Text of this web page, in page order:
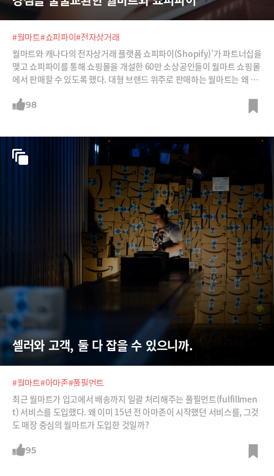
#월마트#쇼피파이#전자상거래
월마트와 캐나다의 전자상거래 플랫폼 쇼피파이(Shopify)’가 파트너십을
맺고 쇼피파이를 통해 쇼핑몰을 개설한 60만 소상공인들이 월마트 쇼핑몰
에서 판매할 수 있도록 했다. 대형 브랜드 위주로 판매하는 월마트는 왜 중
98
셀러와 고객, 둘 다 잡을 수 있으니까.
#월마트#아마존#풀필먼트
최근 월마트가 입고에서 배송까지 일괄 처리해주는 풀필먼트(fulfillmen
t) 서비스를 도입했다. 왜 이미 15년 전 아마존이 시작했던 서비스를, 그것
도 매장 중심의 월마트가 도입한 것일까?
95